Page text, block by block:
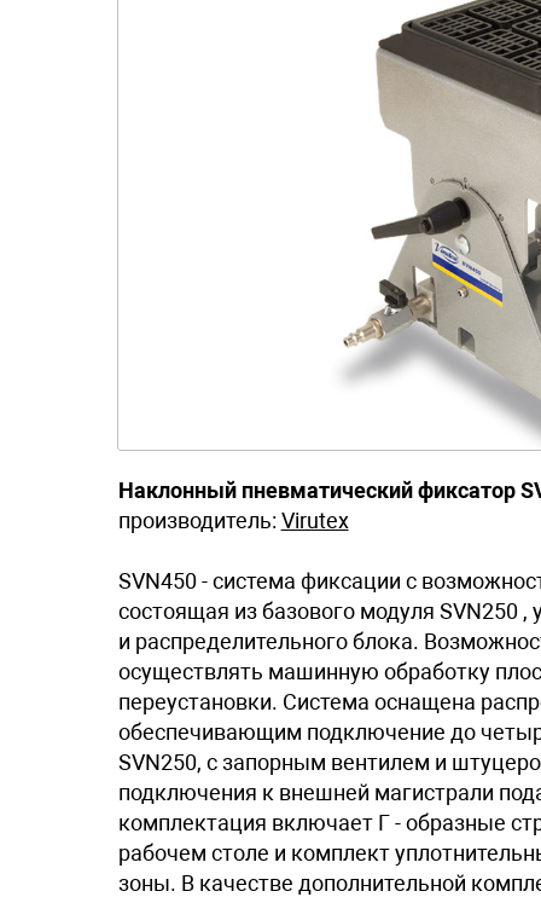
Наклонный пневматический фиксатор
производитель: Virutex
SVN450 - система фиксации с
состоящая из базового модуля SVN250 ,
и распределительного блока.
осуществлять машинную обработку
переустановки. Система оснащена
обеспечивающим подключение до
SVN250, с запорным вентилем и
подключения к внешней магистрали
комплектация включает Г - образные
рабочем столе и комплект
зоны. В качестве дополнительной